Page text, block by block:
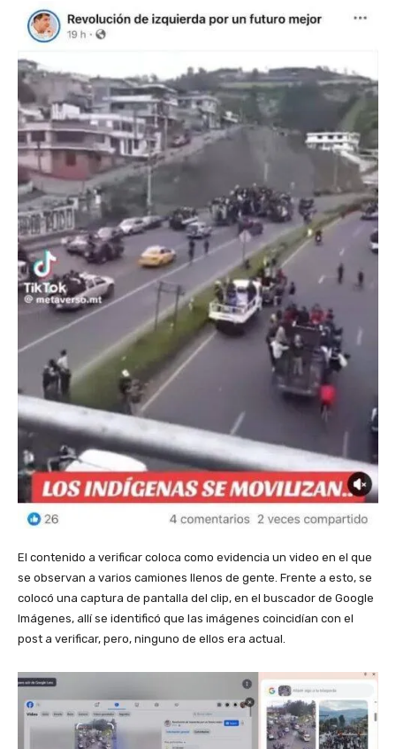
El contenido a verificar coloca como evidencia un video en el que
se observan a varios camiones llenos de gente. Frente a esto, se
colocó una captura de pantalla del clip, en el buscador de Google
Imágenes, allí se identificó que las imágenes coincidían con el
post a verificar, pero, ninguno de ellos era actual.